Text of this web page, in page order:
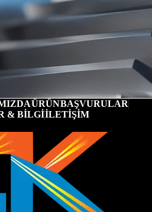
ÜRÜNBAŞVURULAR
& BİLGİİLETİŞİM